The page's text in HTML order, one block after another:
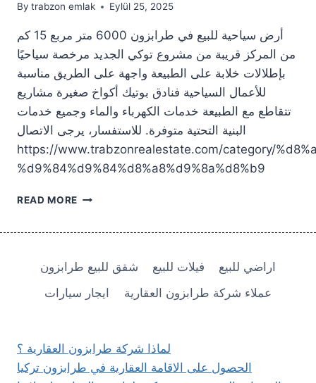
By trabzon emlak Eylül 25, 2025
أرض سياحية للبيع في طرابزون 6000 متر مربع 15 كم
من المركز قريبة من مشروع توكي الجديد مرخصة سياحيًا
بإطلالات خلابة على الطبيعة واجهة على الطريق مناسبة
للأعمال السياحية فنادق بوتيك أكواخ صغيرة مشاريع
تتقاطع مع الطبيعة خدمات الكهرباء والماء وجميع خدمات
البنية التحتية متوفرة. للاستفسار، يرجى الاتصال
https://www.trabzonrealestate.com/category/
%d9%84%d9%84%d8%a8%d9%8a%d8%b9
READ MORE أرض
شقق للبيع طرابزون فيلات للبيع
اراضي للبيع
ايجار سيارات
عملاء شركة طرابزون العقارية
لماذا شركة طرابزون العقارية ؟
الحصول على الاقامة العقارية في طرابزون تركيا